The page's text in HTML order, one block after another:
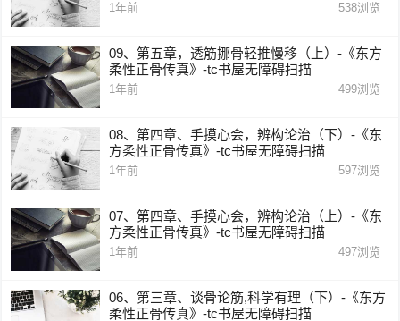
1年前 538浏览
09、第五章，透筋挪骨轻推慢移（上）-《东方
柔性正骨传真》-tc书屋无障碍扫描
1年前 499浏览
08、第四章、手摸心会，辨构论治（下）-《东
方柔性正骨传真》-tc书屋无障碍扫描
1年前 597浏览
07、第四章、手摸心会，辨构论治（上）-《东
方柔性正骨传真》-tc书屋无障碍扫描
1年前 497浏览
06、第三章、谈骨论筋,科学有理（下）-《东方
柔性正骨传真》-tc书屋无障碍扫描